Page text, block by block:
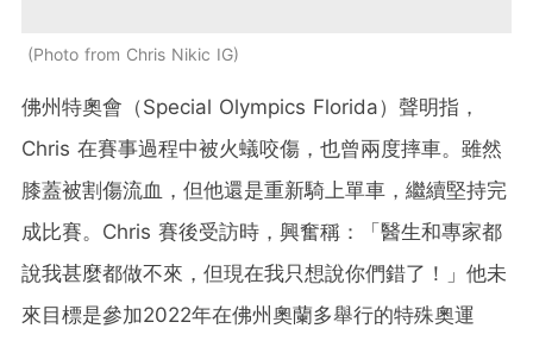
Photo from Chris Nikic IG
佛州特奧會（Special Olympics Florida）聲明指，
Chris 在賽事過程中被火蟻咬傷，也曾兩度摔車。雖然
膝蓋被割傷流血，但他還是重新騎上單車，繼續堅持完
成比賽。Chris 賽後受訪時，興奮稱：「醫生和專家都
說我甚麼都做不來，但現在我只想說你們錯了！」他未
來目標是參加2022年在佛州奧蘭多舉行的特殊奧運